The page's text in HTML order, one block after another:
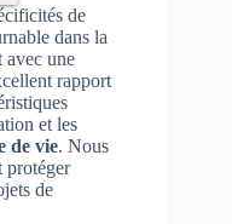
de
dans la
avec une
rapport
et les
de vie. Nous
protéger
de